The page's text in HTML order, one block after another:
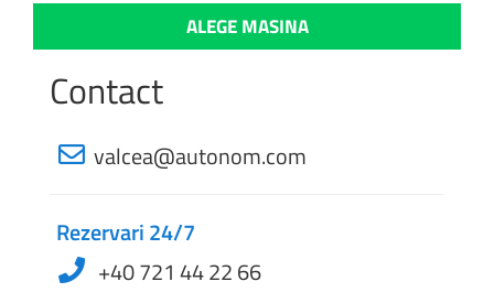
Contact
valcea@autonom.com
Rezervari 24/7
+40 721 44 22 66